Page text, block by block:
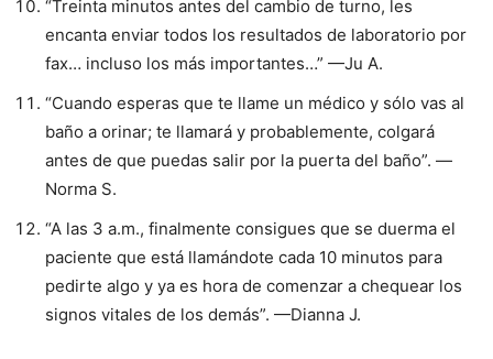
I WANT IN
I've read and accept the Privacy Policy.
“Treinta minutos antes del cambio de turno, les
encanta enviar todos los resultados de laboratorio por
fax… incluso los más importantes…” —Ju A.
“Cuando esperas que te llame un médico y sólo vas al
baño a orinar; te llamará y probablemente, colgará
antes de que puedas salir por la puerta del baño”. —
Norma S.
“A las 3 a.m., finalmente consigues que se duerma el
paciente que está llamándote cada 10 minutos para
pedirte algo y ya es hora de comenzar a chequear los
signos vitales de los demás”. —Dianna J.